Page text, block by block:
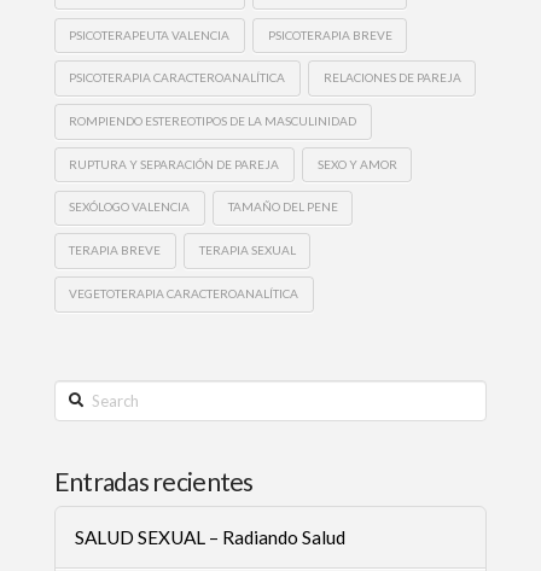
PSICOTERAPEUTA VALENCIA PSICOTERAPIA BREVE
PSICOTERAPIA CARACTEROANALÍTICA RELACIONES DE PAREJA
ROMPIENDO ESTEREOTIPOS DE LA MASCULINIDAD
RUPTURA Y SEPARACIÓN DE PAREJA SEXO Y AMOR
SEXÓLOGO VALENCIA TAMAÑO DEL PENE
TERAPIA BREVE TERAPIA SEXUAL
VEGETOTERAPIA CARACTEROANALÍTICA
Search
Entradas recientes
SALUD SEXUAL – Radiando Salud